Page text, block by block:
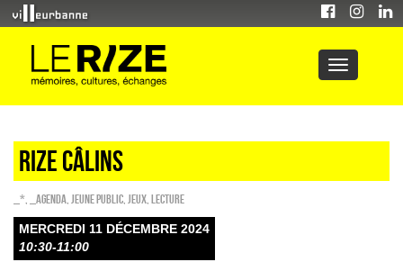
Rize câlins
_* _Agenda Jeune public Jeux Lecture
MERCREDI 11 DÉCEMBRE 2024
10:30-11:00